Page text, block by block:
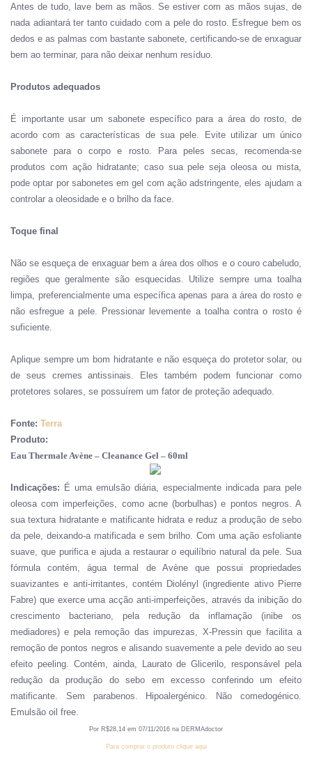
Antes de tudo, lave bem as mãos. Se estiver com as mãos sujas, de
nada adiantará ter tanto cuidado com a pele do rosto. Esfregue bem os
dedos e as palmas com bastante sabonete, certificando-se de enxaguar
bem ao terminar, para não deixar nenhum resíduo.
Produtos adequados
É importante usar um sabonete específico para a área do rosto, de
acordo com as características de sua pele. Evite utilizar um único
sabonete para o corpo e rosto. Para peles secas, recomenda-se
produtos com ação hidratante; caso sua pele seja oleosa ou mista,
pode optar por sabonetes em gel com ação adstringente, eles ajudam a
controlar a oleosidade e o brilho da face.
Toque final
Não se esqueça de enxaguar bem a área dos olhos e o couro cabeludo,
regiões que geralmente são esquecidas. Utilize sempre uma toalha
limpa, preferencialmente uma específica apenas para a área do rosto e
não esfregue a pele. Pressionar levemente a toalha contra o rosto é
suficiente.
Aplique sempre um bom hidratante e não esqueça do protetor solar, ou
de seus cremes antissinais. Eles também podem funcionar como
protetores solares, se possuírem um fator de proteção adequado.
Fonte: Terra
Produto:
Eau Thermale Avène – Cleanance Gel – 60ml
Indicações: É uma emulsão diária, especialmente indicada para pele
oleosa com imperfeições, como acne (borbulhas) e pontos negros. A
sua textura hidratante e matificante hidrata e reduz a produção de sebo
da pele, deixando-a matificada e sem brilho. Com uma ação esfoliante
suave, que purifica e ajuda a restaurar o equilíbrio natural da pele. Sua
fórmula contém, água termal de Avène que possui propriedades
suavizantes e anti-irritantes, contém Diolényl (ingrediente ativo Pierre
Fabre) que exerce uma acção anti-imperfeições, através da inibição do
crescimento bacteriano, pela redução da inflamação (inibe os
mediadores) e pela remoção das impurezas, X-Pressin que facilita a
remoção de pontos negros e alisando suavemente a pele devido ao seu
efeito peeling. Contém, ainda, Laurato de Glicerilo, responsável pela
redução da produção do sebo em excesso conferindo um efeito
matificante. Sem parabenos. Hipoalergénico. Não comedogénico.
Emulsão oil free.
Por R$28 14 em 07/1 1 /201 6 na DERMAdoctor
Para comprar o produto clique aqui